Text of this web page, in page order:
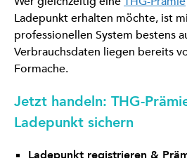
Ladepunkt erhalten möchte, ist
professionellen System bestens
Verbrauchsdaten liegen bereits
Formache.
Jetzt handeln: THG-
Ladepunkt sichern